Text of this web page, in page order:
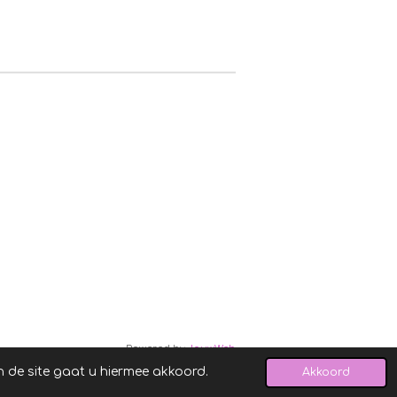
site gaat u hiermee akkoord. Akkoord
Powered byJouwWeb